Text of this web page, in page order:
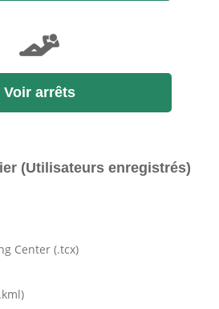
Voir arrêts
(Utilisateurs enregistrés)
Center (.tcx)